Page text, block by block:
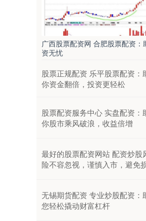
广西股票配资网 合肥股票配资
资无忧
股票正规配资 乐平股票配资：
你资金翻倍，投资更轻松
股票配资服务中心 实盘配资：
你股市乘风破浪，收益倍增
最好的股票配资网站 配资炒股
险不容忽视，谨慎入市，避免
无锡期货配资 专业炒股配资：
您轻松撬动财富杠杆